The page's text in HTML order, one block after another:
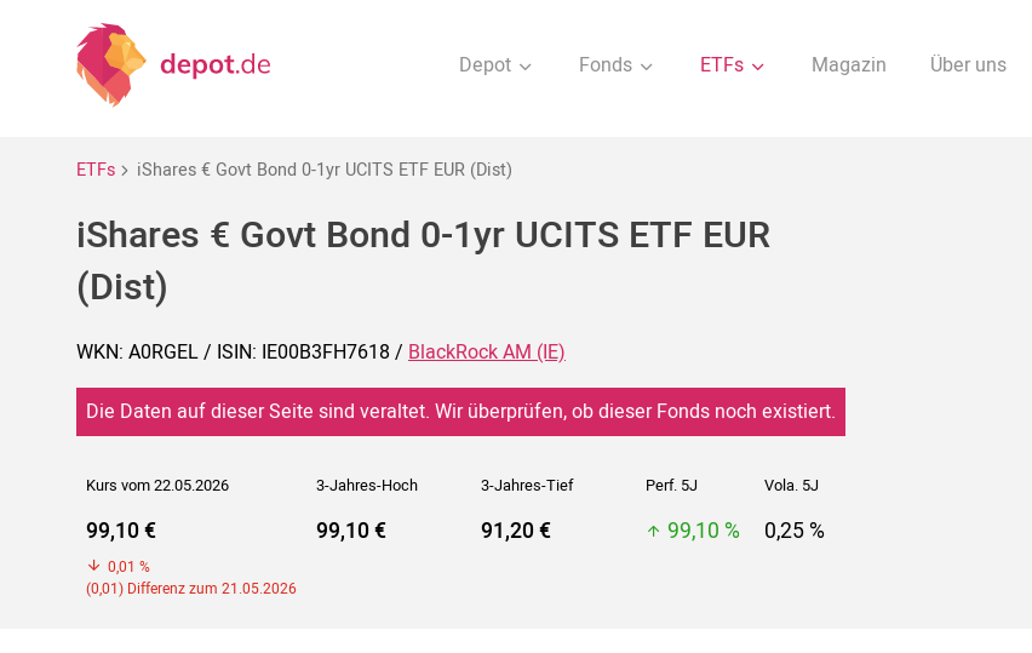
Depot Fonds ETFs Magazin Über uns
ETFs iShares € Govt Bond 0-1yr UCITS ETF EUR (Dist)
iShares € Govt Bond 0-1yr UCITS ETF EUR
(Dist)
WKN: A0RGEL / ISIN: IE00B3FH7618 / BlackRock AM (IE)
Die Daten auf dieser Seite sind veraltet. Wir überprüfen, ob dieser Fonds noch existiert.
Kurs vom 22.05.2026 3-Jahres-Hoch 3-Jahres-Tief Perf. 5J Vola. 5J
99,10 €
0,01 %
(0,01) Differenz zum 21.05.2026
99,10 € 91,20 € 99,10 % 0,25 %